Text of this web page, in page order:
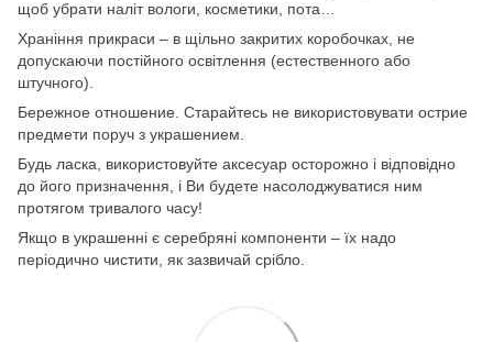
щоб убрати наліт вологи, косметики, пота…
Храніння прикраси – в щільно закритих коробочках, не
допускаючи постійного освітлення (естественного або
штучного).
Бережное отношение. Старайтесь не використовувати острие
предмети поруч з украшением.
Будь ласка, використовуйте аксесуар осторожно і відповідно
до його призначення, і Ви будете насолоджуватися ним
протягом тривалого часу!
Якщо в украшенні є серебряні компоненти – їх надо
періодично чистити, як зазвичай срібло.